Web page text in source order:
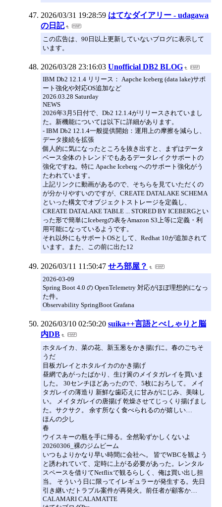
2026/03/31 19:28:59 はてなダイアリー - udagawa
の日記
この広告は、90日以上更新していないブログに表示して
います。
2026/03/28 23:16:03 Unofficial DB2 BLOG
IBM Db2 12.1.4 リリース： Aapche Iceberg (data lake)サポ
ート強化や対応OS追加など
2026.03.28 Saturday
NEWS
2026年3月5日付で、Db2 12.1.4がリリースされていまし
た。新機能については以下に詳細があります。
- IBM Db2 12.1.4一般提供開始：運用上の摩擦を減らし、
データ接続を拡張
個人的に気になったところを抜き出すと、まずはデータ
ベース全体のトレンドでもあるデータレイクサポートの
強化ですね。特に Apache Iceberg へのサポート強化がう
たわれています。
上記リンクに動画があるので、そちらを見ていただくの
が分かりやすいのですが、CREATE DATALAKE SCHEMA
といった構文でオブジェクトストレージを定義し、
CREATE DATALAKE TABLE ... STORED BY ICEBERGとい
った形で簡単にIcebergの表をAmazon S3上等に定義・利
用可能になっているようです。
それ以外にもサポートOSとして、Redhat 10が追加されて
います。また、この前に出た12
2026/03/11 11:50:47 せろ部屋？
2026-03-09
Spring Boot 4.0 の OpenTelemetry 対応がほぼ理想的になっ
た件。
Observability SpringBoot Grafana
2026/03/10 02:50:20 suika++言語とべしゃりと脳
内DB
ホタルイカ、菜の花、新玉葱をかき揚げに。春のごちそ
うだ
目板ガレイとホタルイカのかき揚げ
昼網であがったばかり、生け簀のメイタガレイを買いま
した。 30センチほどあったので、5枚におろして。 メイ
タガレイの薄造り 新鮮な歯応えに甘みがにじみ、美味し
い。 メイタガレイの唐揚げ 乾燥させてじっくり揚げまし
た。サクサク。 余す所なく食べられるのが嬉しい…
ほんの少し
春
ウイスキーの瓶を手に帰る。全然恥ずかしくないよ
20260306_裸のジムビーム
いつもよりかなり早い時間に会社へ。 皆でWBCを観よう
と誘われていて、定時に上がる必要があった。レンタル
スペースを借りてNetflixで観るらしく、俺は買い出し担
当。 そういう日に限ってイレギュラーが発生する。先日
引き継いだトラブル案件が再発火。前任者が顧客か…
CALAMARI CALAMATTE